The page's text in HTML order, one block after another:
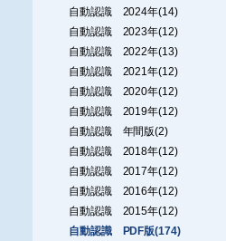
自動認識 2024年(14)
自動認識 2023年(12)
自動認識 2022年(13)
自動認識 2021年(12)
自動認識 2020年(12)
自動認識 2019年(12)
自動認識 年間版(2)
自動認識 2018年(12)
自動認識 2017年(12)
自動認識 2016年(12)
自動認識 2015年(12)
自動認識 PDF版(174)